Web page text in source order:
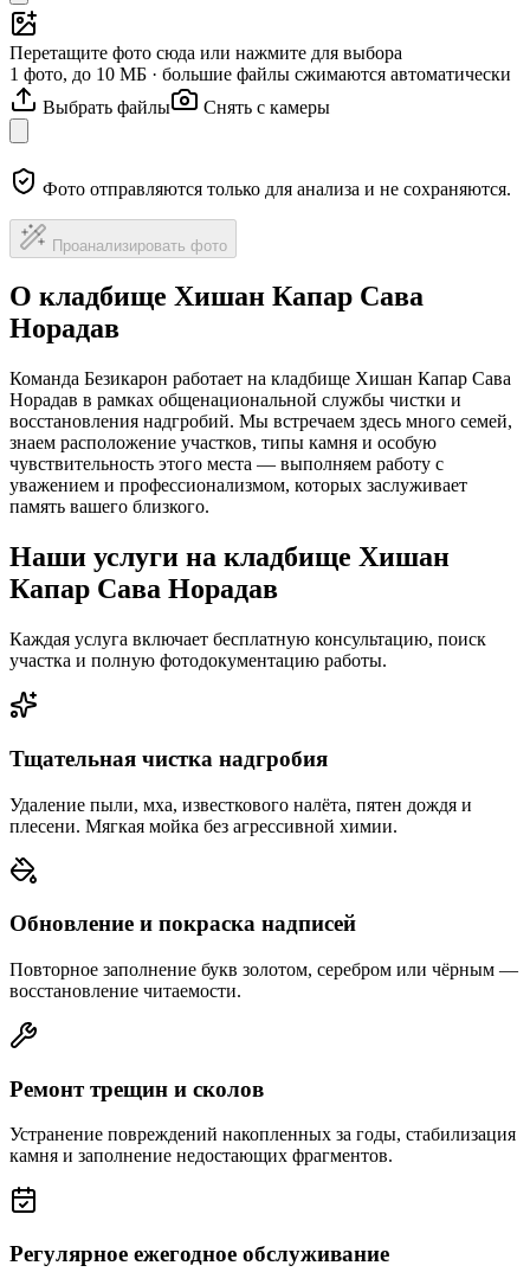
Перетащите фото сюда или нажмите для выбора
1 фото, до 10 МБ · большие файлы сжимаются автоматически
Выбрать файлы
Снять с камеры
Фото отправляются только для анализа и не сохраняются.
Проанализировать фото
О кладбище Хишан Капар Сава
Норадав
Команда Безикарон работает на кладбище Хишан Капар Сава
Норадав в рамках общенациональной службы чистки и
восстановления надгробий. Мы встречаем здесь много семей,
знаем расположение участков, типы камня и особую
чувствительность этого места — выполняем работу с
уважением и профессионализмом, которых заслуживает
память вашего близкого.
Наши услуги на кладбище Хишан
Капар Сава Норадав
Каждая услуга включает бесплатную консультацию, поиск
участка и полную фотодокументацию работы.
Тщательная чистка надгробия
Удаление пыли, мха, известкового налёта, пятен дождя и
плесени. Мягкая мойка без агрессивной химии.
Обновление и покраска надписей
Повторное заполнение букв золотом, серебром или чёрным —
восстановление читаемости.
Ремонт трещин и сколов
Устранение повреждений накопленных за годы, стабилизация
камня и заполнение недостающих фрагментов.
Регулярное ежегодное обслуживание